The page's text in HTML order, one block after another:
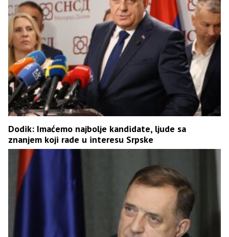
Dodik: Imaćemo najbolje kandidate, ljude sa
znanjem koji rade u interesu Srpske